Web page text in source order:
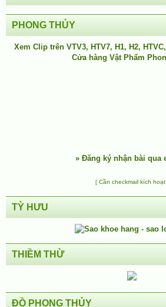
PHONG THỦY
Xem Clip trên VTV3, HTV7, H1, H2,
Cửa hàng Vật Phẩm
» Đăng ký nhận bài qua
[ Cần checkmail kích hoạt
TỲ HƯU
THIỀM THỪ
ĐỒ PHONG THỦY